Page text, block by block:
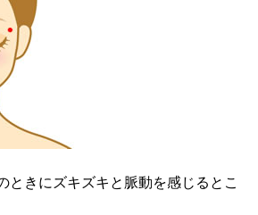
ときにズキズキと脈動を感じるとこ